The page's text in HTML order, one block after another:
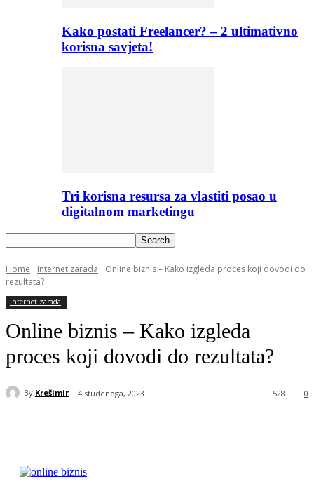
Kako postati Freelancer? – 2 ultimativno
korisna savjeta!
Tri korisna resursa za vlastiti posao u
digitalnom marketingu
Home Internet zarada
Online biznis – Kako izgleda proces koji dovodi do
rezultata?
Internet zarada
Online biznis – Kako izgleda
proces koji dovodi do rezultata?
By Krešimir 4 studenoga, 2023 0
528